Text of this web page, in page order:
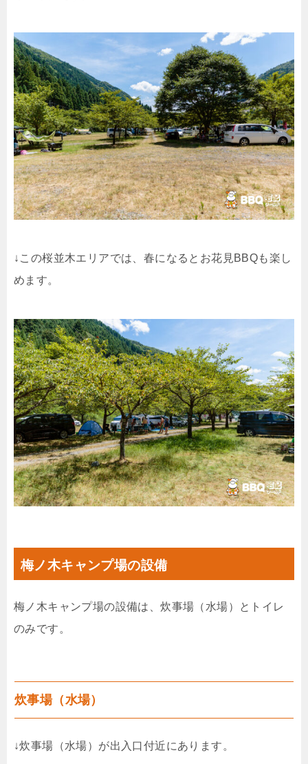
↓この桜並木エリアでは、春になるとお花見BBQも楽し
めます。
梅ノ木キャンプ場の設備
梅ノ木キャンプ場の設備は、炊事場（水場）とトイレ
のみです。
炊事場（水場）
↓炊事場（水場）が出入口付近にあります。